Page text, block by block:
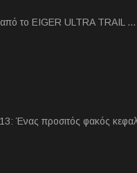
από το EIGER ULTRA TRAIL …
Ένας προσιτός φακός